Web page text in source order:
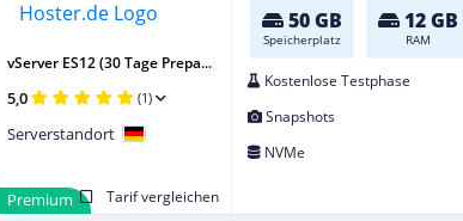
50 GB
Speicherplatz
12 GB
RAM
Kostenlose Testphase
Snapshots
NVMe
Premium Tarif vergleichen
vServer ES12 (30 Tage Prepa...
5,0 (1)
Serverstandort